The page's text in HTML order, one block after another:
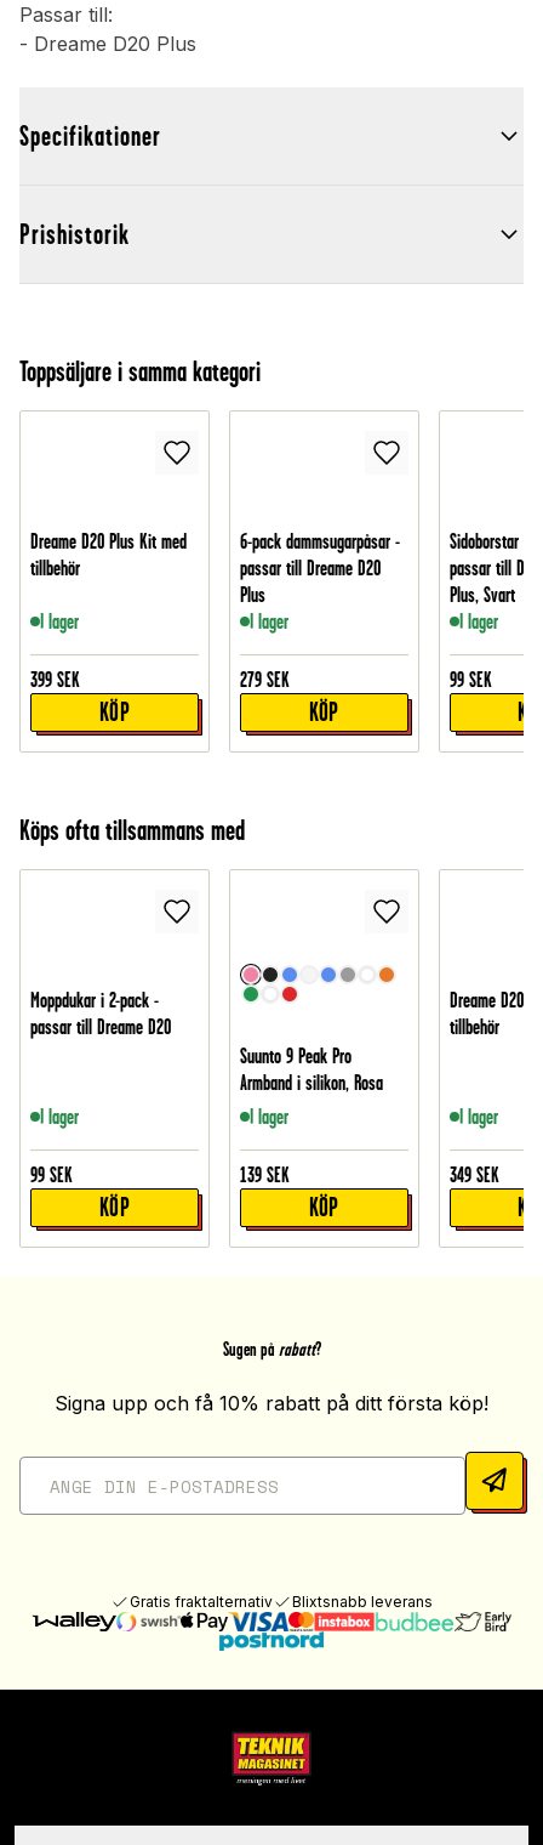
Passar till:
- Dreame D20 Plus
Specifikationer
Prishistorik
Toppsäljare i samma kategori
Dreame D20 Plus Kit med
tillbehör
I lager
399 SEK
KÖP
6-pack dammsugarpåsar -
passar till Dreame D20
Plus
I lager
279 SEK
KÖP
Sidoborstar i
passar till
Plus, Svart
I lager
99 SEK
Köps ofta tillsammans med
Moppdukar i 2-pack -
passar till Dreame D20
I lager
99 SEK
KÖP
Suunto 9 Peak Pro
Armband i silikon, Rosa
I lager
139 SEK
KÖP
Dreame D20
tillbehör
I lager
349 SEK
Sugen på rabatt?
Signa upp och få 10% rabatt på ditt första köp!
Gratis fraktalternativ Blixtsnabb leverans